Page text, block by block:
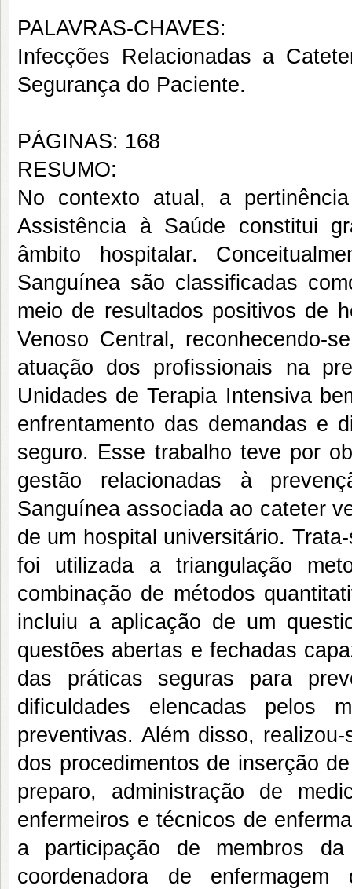
PALAVRAS-CHAVES:
Infecções Relacionadas a
Segurança do Paciente.
PÁGINAS: 168
RESUMO:
No contexto atual, a
Assistência à Saúde constitui
âmbito hospitalar.
Sanguínea são classificadas
meio de resultados positivos de
Venoso Central, reconhecendo-
atuação dos profissionais na
Unidades de Terapia Intensiva
enfrentamento das demandas e
seguro. Esse trabalho teve por
gestão relacionadas à
Sanguínea associada ao cateter
de um hospital universitário.
foi utilizada a triangulação
combinação de métodos
incluiu a aplicação de um
questões abertas e fechadas
das práticas seguras para
dificuldades elencadas pelos
preventivas. Além disso,
dos procedimentos de inserção
preparo, administração de
enfermeiros e técnicos de
a participação de membros
coordenadora de